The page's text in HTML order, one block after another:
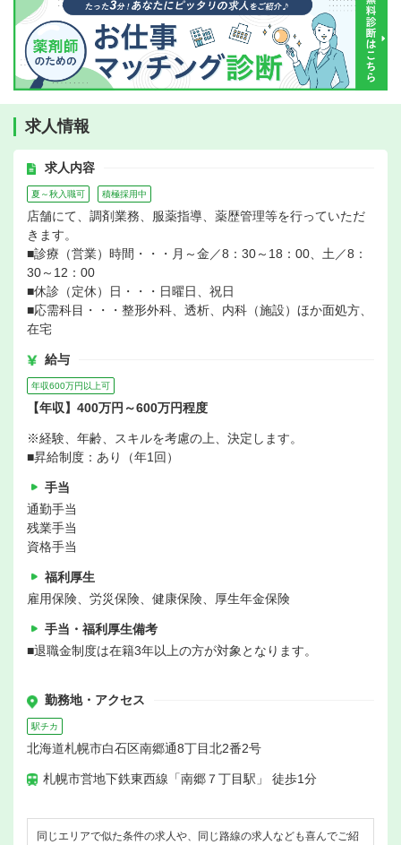
求人情報
求人内容
夏～秋入職可 積極採用中
店舗にて、調剤業務、服薬指導、薬歴管理等を行っていただ
きます。
■診療（営業）時間・・・月～金／8：30～18：00、土／8：
30～12：00
■休診（定休）日・・・日曜日、祝日
■応需科目・・・整形外科、透析、内科（施設）ほか面処方、
在宅
給与
年収600万円以上可
【年収】400万円～600万円程度
※経験、年齢、スキルを考慮の上、決定します。
■昇給制度：あり（年1回）
手当
通勤手当
残業手当
資格手当
福利厚生
雇用保険、労災保険、健康保険、厚生年金保険
手当・福利厚生備考
■退職金制度は在籍3年以上の方が対象となります。
勤務地・アクセス
駅チカ
北海道札幌市白石区南郷通8丁目北2番2号
札幌市営地下鉄東西線「南郷７丁目駅」 徒歩1分
同じエリアで似た条件の求人や、同じ路線の求人なども喜んでご紹